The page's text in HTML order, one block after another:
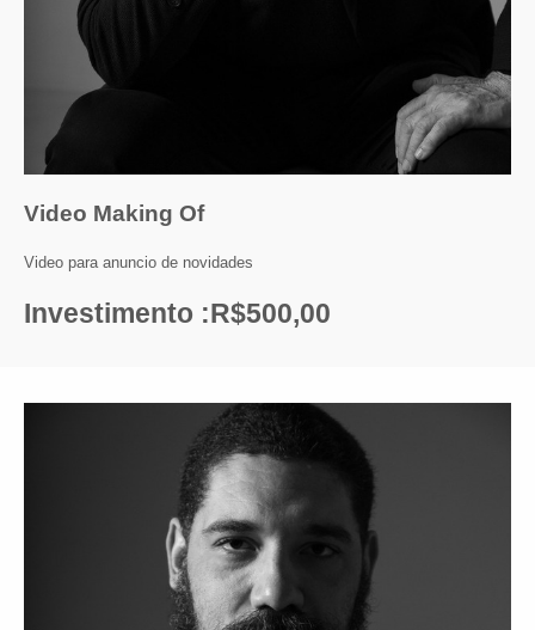
Video Making Of
Video para anuncio de novidades
Investimento :R$500,00